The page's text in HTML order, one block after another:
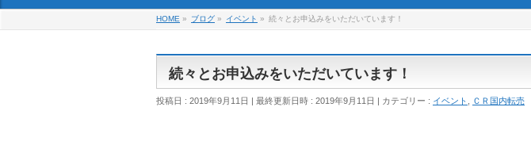
HOME » ブログ » イベント » 続々とお申込みをいただいています！
続々とお申込みをいただいています！
投稿日 : 2019年9月11日 最終更新日時 : 2019年9月11日 カテゴリー : イベント ＣＲ国内転売